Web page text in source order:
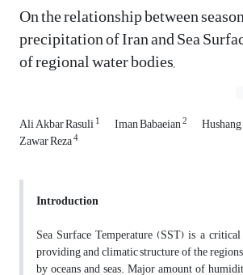
On the relationship between
precipitation of Iran and Sea
of regional water bodies,
Ali Akbar Rasuli1 Iman Babaeian2
Zawar Reza4
Introduction
Sea Surface Temperature (SST) is a
providing and climatic structure of the
by oceans and seas. Major amount of